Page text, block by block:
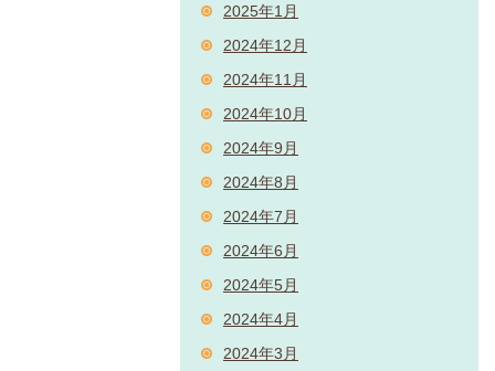
2025年1月
2024年12月
2024年11月
2024年10月
2024年9月
2024年8月
2024年7月
2024年6月
2024年5月
2024年4月
2024年3月